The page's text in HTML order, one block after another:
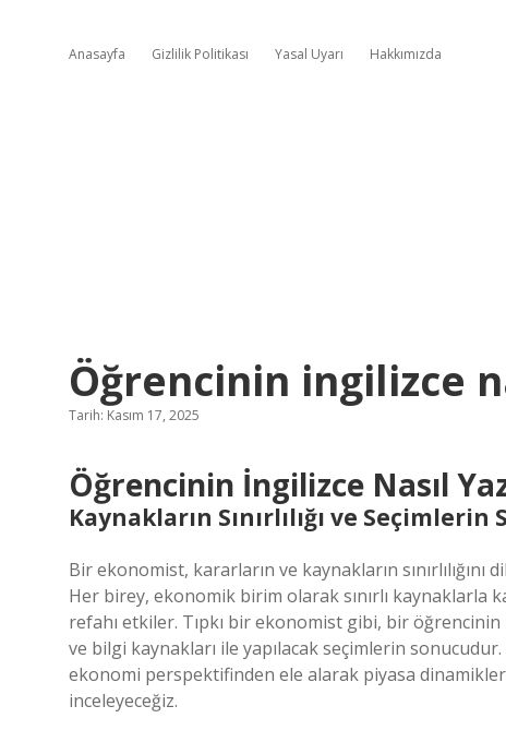
Anasayfa Gizlilik Politikası Yasal Uyarı Hakkımızda
Öğrencinin ingilizce
Tarih: Kasım 17, 2025
Öğrencinin İngilizce Nasıl
Kaynakların Sınırlılığı ve
Bir ekonomist, kararların ve kaynakların
Her birey, ekonomik birim olarak sınırlı kaynaklarla
refahı etkiler. Tıpkı bir ekonomist gibi, bir öğrencinin
ve bilgi kaynakları ile yapılacak seçimlerin sonucudur.
ekonomi perspektifinden ele alarak piyasa
inceleyeceğiz.